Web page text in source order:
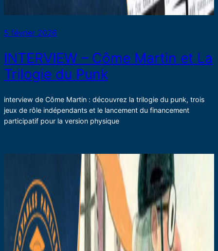
5 février 2026
INTERVIEW – Côme Martin et La
Trilogie du Punk
interview de Côme Martin : découvrez la trilogie du punk, trois
jeux de rôle indépendants et le lancement du financement
participatif pour la version physique